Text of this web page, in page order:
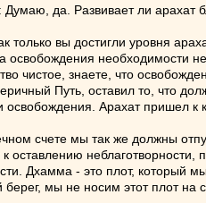
Думаю, да. Развивает ли арахат
только вы достигли уровня
освобождения необходимости
чистое, знаете, что
Путь, оставил то, что
освобождения. Арахат пришел к
счете мы так же должны
оставлению
Дхамма - это плот, который
берег, мы не носим этот плот на